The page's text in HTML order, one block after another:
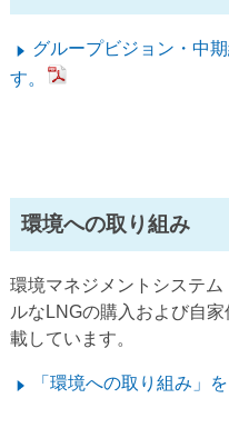
グループビジョン・中
す。
環境への取り組み
環境マネジメントシステ
ルなLNGの購入および自
載しています。
「環境への取り組み」